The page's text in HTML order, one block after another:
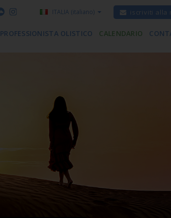
iscriviti alla
ITALIA (italiano)
PROFESSIONISTA OLISTICO CALENDARIO